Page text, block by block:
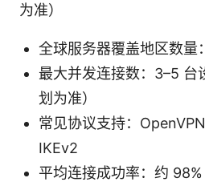
为准）
全球服务器覆盖地区数量
最大并发连接数：3–5 台
划为准）
常见协议支持：
IKEv2
平均连接成功率：约